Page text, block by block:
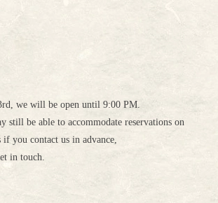
we will be open until 9:00 PM.
still be able to accommodate reservations on
if you contact us in advance,
in touch.